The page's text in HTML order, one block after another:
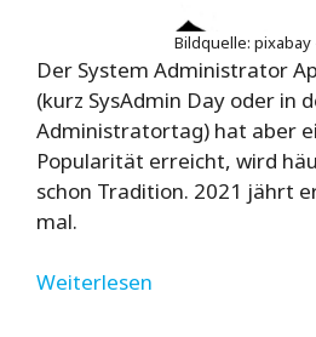
Bildquelle: pixabay
Der System Administrator
(kurz SysAdmin Day oder in
Administratortag) hat aber
Popularität erreicht, wird
schon Tradition. 2021 jährt
mal.
Weiterlesen